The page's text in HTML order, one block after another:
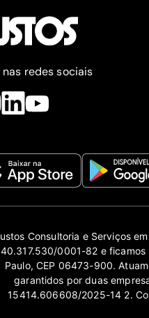
nas redes sociais
Consultoria e Serviços
0001-82 e ficamos
Paulo, CEP 06473-900.
garantidos por duas
15414.606608/2025-14 2.